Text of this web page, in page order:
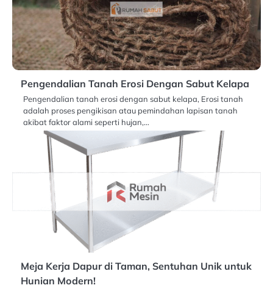
Pengendalian Tanah Erosi Dengan Sabut Kelapa
Pengendalian tanah erosi dengan sabut kelapa, Erosi tanah
adalah proses pengikisan atau pemindahan lapisan tanah
akibat faktor alami seperti hujan,…
Meja Kerja Dapur di Taman, Sentuhan Unik untuk
Hunian Modern!